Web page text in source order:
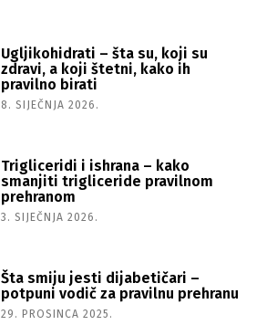
Ugljikohidrati – šta su, koji su
zdravi, a koji štetni, kako ih
pravilno birati
8. SIJEČNJA 2026.
Trigliceridi i ishrana – kako
smanjiti trigliceride pravilnom
prehranom
3. SIJEČNJA 2026.
Šta smiju jesti dijabetičari –
potpuni vodič za pravilnu prehranu
29. PROSINCA 2025.